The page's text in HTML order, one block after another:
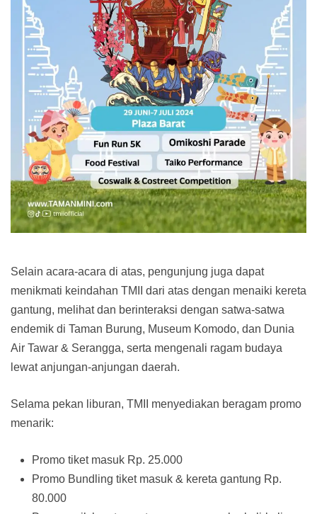
Selain acara-acara di atas, pengunjung juga dapat
menikmati keindahan TMII dari atas dengan menaiki kereta
gantung, melihat dan berinteraksi dengan satwa-satwa
endemik di Taman Burung, Museum Komodo, dan Dunia
Air Tawar & Serangga, serta mengenali ragam budaya
lewat anjungan-anjungan daerah.
Selama pekan liburan, TMII menyediakan beragam promo
menarik:
Promo tiket masuk Rp. 25.000
Promo Bundling tiket masuk & kereta gantung Rp.
80.000